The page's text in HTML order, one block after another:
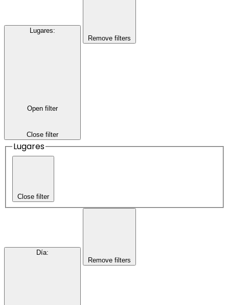
Lugares:
Open filter
Close filter
Remove filters
Lugares
Close filter
Día:
Remove filters